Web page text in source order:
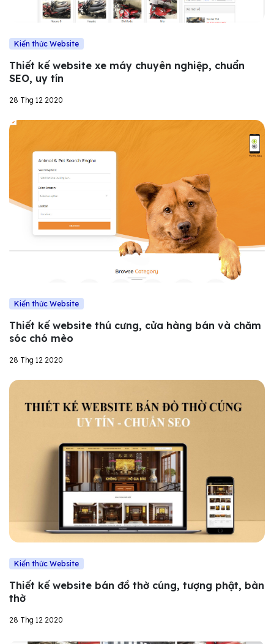
Kiến thức Website
Thiết kế website xe máy chuyên nghiệp, chuẩn
SEO, uy tín
28 Thg 12 2020
Kiến thức Website
Thiết kế website thú cưng, cửa hàng bán và chăm
sóc chó mèo
28 Thg 12 2020
Kiến thức Website
Thiết kế website bán đồ thờ cúng, tượng phật, bàn
thờ
28 Thg 12 2020